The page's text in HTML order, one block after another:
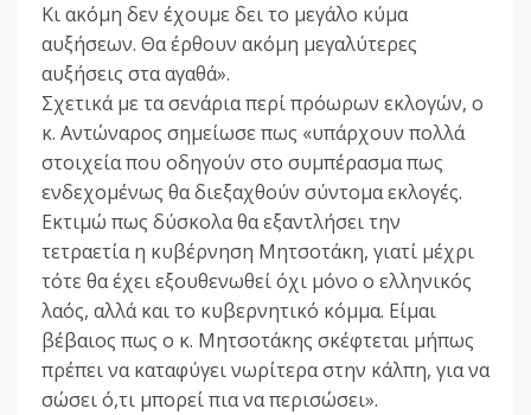
Κι ακόμη δεν έχουμε δει το μεγάλο κύμα
αυξήσεων. Θα έρθουν ακόμη μεγαλύτερες
αυξήσεις στα αγαθά».
Σχετικά με τα σενάρια περί πρόωρων εκλογών, ο
κ. Αντώναρος σημείωσε πως «υπάρχουν πολλά
στοιχεία που οδηγούν στο συμπέρασμα πως
ενδεχομένως θα διεξαχθούν σύντομα εκλογές.
Εκτιμώ πως δύσκολα θα εξαντλήσει την
τετραετία η κυβέρνηση Μητσοτάκη, γιατί μέχρι
τότε θα έχει εξουθενωθεί όχι μόνο ο ελληνικός
λαός, αλλά και το κυβερνητικό κόμμα. Είμαι
βέβαιος πως ο κ. Μητσοτάκης σκέφτεται μήπως
πρέπει να καταφύγει νωρίτερα στην κάλπη, για να
σώσει ό,τι μπορεί πια να περισώσει».